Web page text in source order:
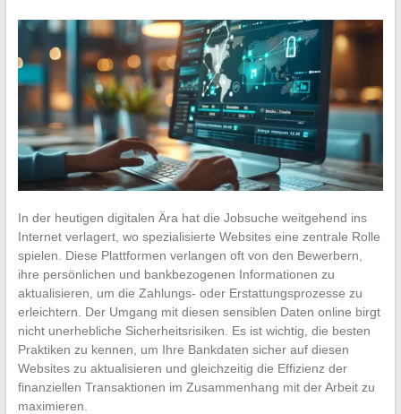
In der heutigen digitalen Ära hat die Jobsuche weitgehend ins
Internet verlagert, wo spezialisierte Websites eine zentrale Rolle
spielen. Diese Plattformen verlangen oft von den Bewerbern,
ihre persönlichen und bankbezogenen Informationen zu
aktualisieren, um die Zahlungs- oder Erstattungsprozesse zu
erleichtern. Der Umgang mit diesen sensiblen Daten online birgt
nicht unerhebliche Sicherheitsrisiken. Es ist wichtig, die besten
Praktiken zu kennen, um Ihre Bankdaten sicher auf diesen
Websites zu aktualisieren und gleichzeitig die Effizienz der
finanziellen Transaktionen im Zusammenhang mit der Arbeit zu
maximieren.